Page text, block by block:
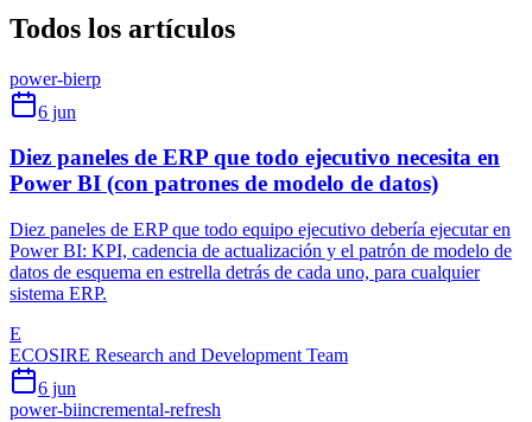
Todos los artículos
power-bierp
6 jun
Diez paneles de ERP que todo ejecutivo necesita en
Power BI (con patrones de modelo de datos)
Diez paneles de ERP que todo equipo ejecutivo debería ejecutar en
Power BI: KPI, cadencia de actualización y el patrón de modelo de
datos de esquema en estrella detrás de cada uno, para cualquier
sistema ERP.
E
ECOSIRE Research and Development Team
6 jun
power-biincremental-refresh